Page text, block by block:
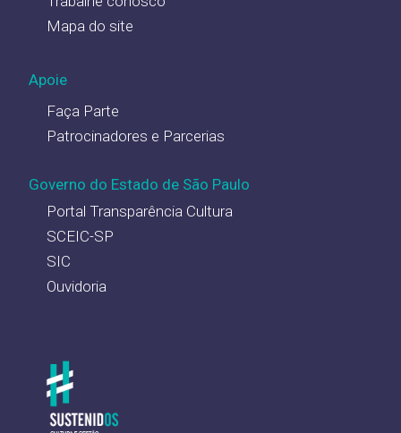
Mapa do site
Apoie
Faça Parte
Patrocinadores e Parcerias
Governo do Estado de São Paulo
Portal Transparência Cultura
SCEIC-SP
SIC
Ouvidoria